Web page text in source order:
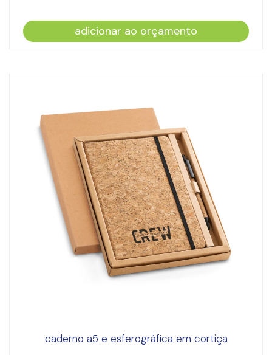
adicionar ao orçamento
caderno a5 e esferográfica em cortiça